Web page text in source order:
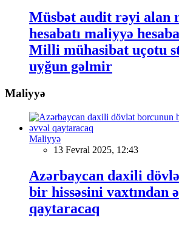
Müsbət audit rəyi alan
hesabatı maliyyə
Milli mühasibat uçotu
uyğun gəlmir
Maliyyə
Maliyyə
13 Fevral 2025, 12:43
Azərbaycan daxili
bir hissəsini vaxtından
qaytaracaq